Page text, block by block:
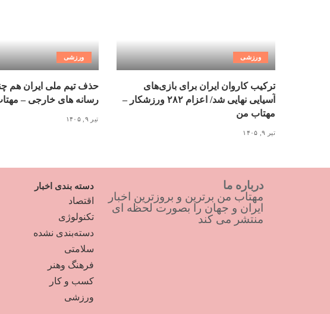
ورزشی
ترکیب کاروان ایران برای بازی‌های
آسیایی نهایی شد/ اعزام ۲۸۲ ورزشکار –
مهتاب من
تیر ۹, ۱۴۰۵
ورزشی
حذف تیم ملی ایران هم
رسانه های خارجی –
تیر ۹, ۱۴۰۵
درباره ما
مهتاب من برترین و بروزترین اخبار
ایران و جهان را بصورت لحظه ای
منتشر می کند
دسته بندی اخبار
اقتصاد
تکنولوژی
دسته‌بندی نشده
سلامتی
فرهنگ وهنر
کسب و کار
ورزشی